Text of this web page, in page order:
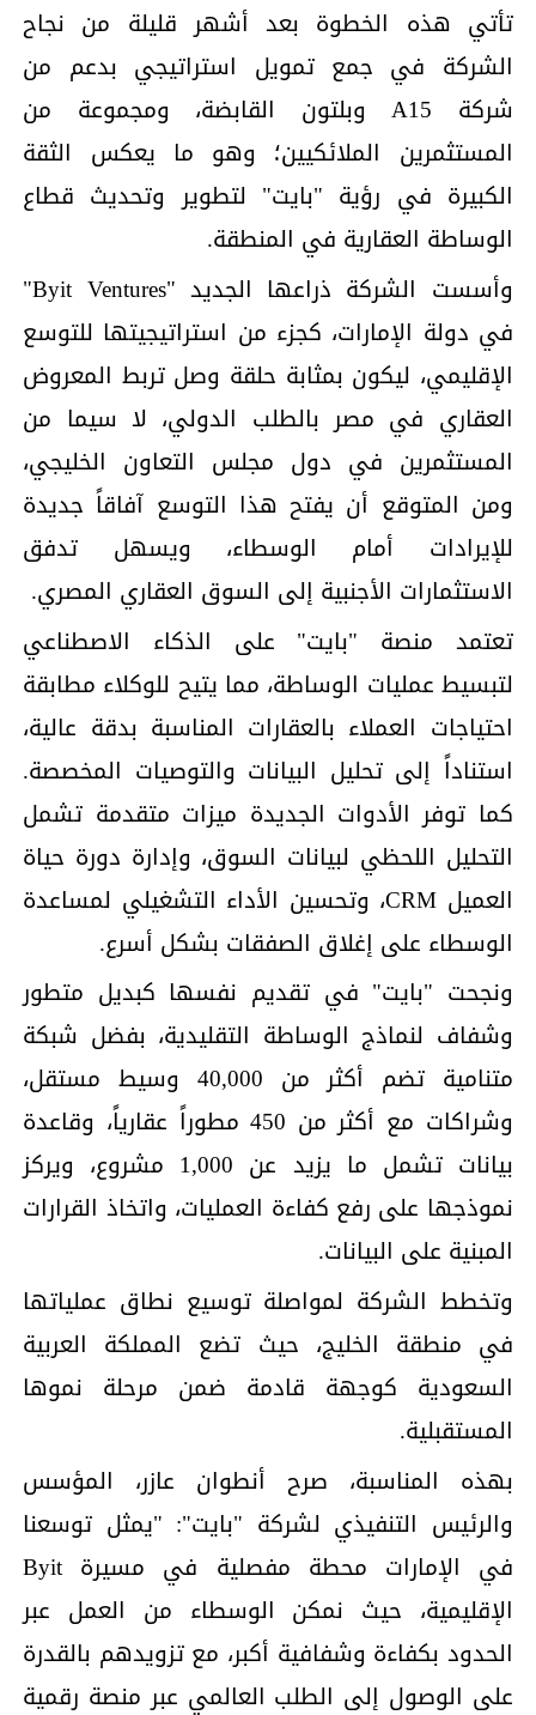
تأتي هذه الخطوة بعد أشهر قليلة من نجاح
الشركة في جمع تمويل استراتيجي بدعم من
شركة A15 وبلتون القابضة، ومجموعة من
المستثمرين الملائكيين؛ وهو ما يعكس الثقة
الكبيرة في رؤية "بايت" لتطوير وتحديث قطاع
الوساطة العقارية في المنطقة.
وأسست الشركة ذراعها الجديد "Byit Ventures"
في دولة الإمارات، كجزء من استراتيجيتها للتوسع
الإقليمي، ليكون بمثابة حلقة وصل تربط المعروض
العقاري في مصر بالطلب الدولي، لا سيما من
المستثمرين في دول مجلس التعاون الخليجي،
ومن المتوقع أن يفتح هذا التوسع آفاقاً جديدة
للإيرادات أمام الوسطاء، ويسهل تدفق
الاستثمارات الأجنبية إلى السوق العقاري المصري.
تعتمد منصة "بايت" على الذكاء الاصطناعي
لتبسيط عمليات الوساطة، مما يتيح للوكلاء مطابقة
احتياجات العملاء بالعقارات المناسبة بدقة عالية،
استناداً إلى تحليل البيانات والتوصيات المخصصة.
كما توفر الأدوات الجديدة ميزات متقدمة تشمل
التحليل اللحظي لبيانات السوق، وإدارة دورة حياة
العميل CRM، وتحسين الأداء التشغيلي لمساعدة
الوسطاء على إغلاق الصفقات بشكل أسرع.
ونجحت "بايت" في تقديم نفسها كبديل متطور
وشفاف لنماذج الوساطة التقليدية، بفضل شبكة
متنامية تضم أكثر من 40,000 وسيط مستقل،
وشراكات مع أكثر من 450 مطوراً عقارياً، وقاعدة
بيانات تشمل ما يزيد عن 1,000 مشروع، ويركز
نموذجها على رفع كفاءة العمليات، واتخاذ القرارات
المبنية على البيانات.
وتخطط الشركة لمواصلة توسيع نطاق عملياتها
في منطقة الخليج، حيث تضع المملكة العربية
السعودية كوجهة قادمة ضمن مرحلة نموها
المستقبلية.
بهذه المناسبة، صرح أنطوان عازر، المؤسس
والرئيس التنفيذي لشركة "بايت": "يمثل توسعنا
في الإمارات محطة مفصلية في مسيرة Byit
الإقليمية، حيث نمكن الوسطاء من العمل عبر
الحدود بكفاءة وشفافية أكبر، مع تزويدهم بالقدرة
على الوصول إلى الطلب العالمي عبر منصة رقمية